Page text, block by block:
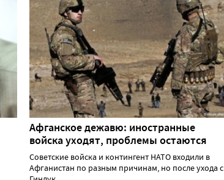
Афганское дежавю: иностранные
войска уходят, проблемы остаются
Советские войска и контингент НАТО входили в
Афганистан по разным причинам, но после ухода с